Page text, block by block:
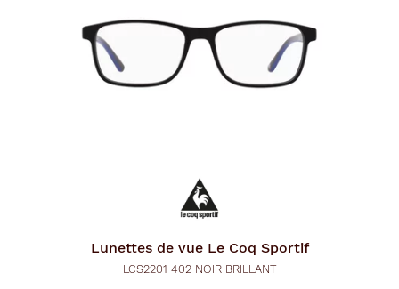
Lunettes de vue Le Coq Sportif
LCS2201 402 NOIR BRILLANT